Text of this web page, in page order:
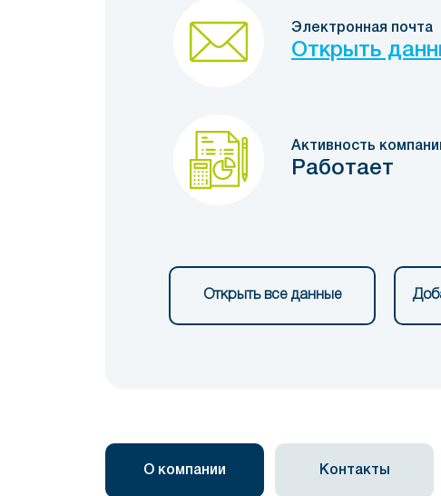
Электронная почта
Открыть
Активность
Работает
Открыть все данные
О компании Контакты